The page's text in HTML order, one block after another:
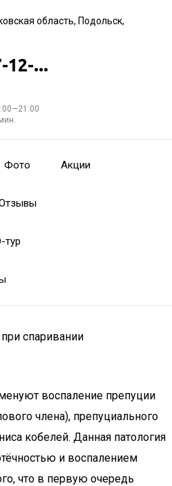
область, Подольск,
12-...
Фото Акции
тур
спаривании
воспаление препуции
члена), препуциального
кобелей. Данная патология
и воспалением
что в первую очередь